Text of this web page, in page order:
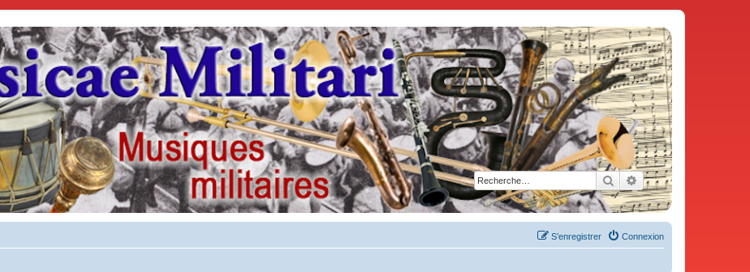
Rechercher
Recherche avancée
Connexion
S’enregistrer